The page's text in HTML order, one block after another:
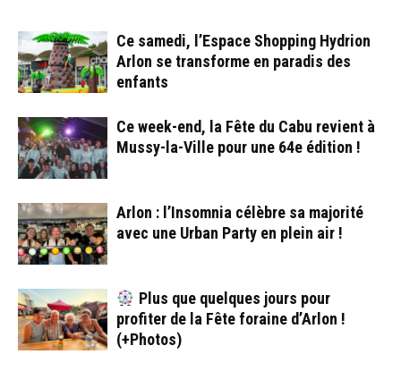
Ce samedi, l’Espace Shopping Hydrion
Arlon se transforme en paradis des
enfants
Ce week-end, la Fête du Cabu revient à
Mussy-la-Ville pour une 64e édition !
Arlon : l’Insomnia célèbre sa majorité
avec une Urban Party en plein air !
Plus que quelques jours pour
profiter de la Fête foraine d’Arlon !
(+Photos)